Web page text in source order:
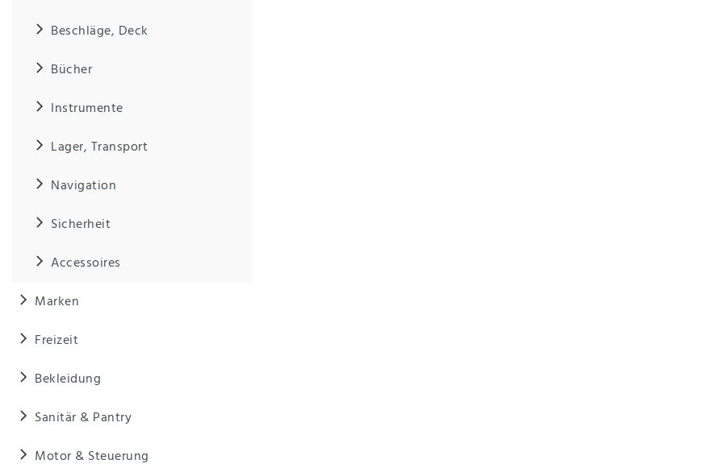
Beschläge, Deck
Bücher
Instrumente
Lager, Transport
Navigation
Sicherheit
Accessoires
Marken
Freizeit
Bekleidung
Sanitär & Pantry
Motor & Steuerung
IHRE E-MAIL ADRESSE
Hiermit
bestätige
ich, dass
Daten­
erklärung
habe.
Anf
rag
sen
n